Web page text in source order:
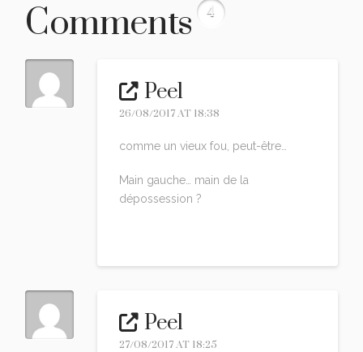
Comments 4
Peel
26/08/2017 AT 18:38
comme un vieux fou, peut-être…
Main gauche… main de la
dépossession ?
Peel
27/08/2017 AT 18:25